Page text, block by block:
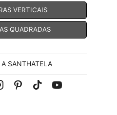
VERTICAIS
QUADRADAS
A SANTHATELA
Pinterest
Tik-Youtube